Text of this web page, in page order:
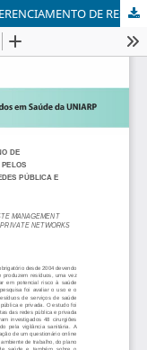
USO E CONHECIMENTO DO PLANO DE GERENCIAMENTO DE RESIDUOS PELOS CIRURGIÕES-DENTISTAS DAS REDES PÚBLICA E PRIVADA